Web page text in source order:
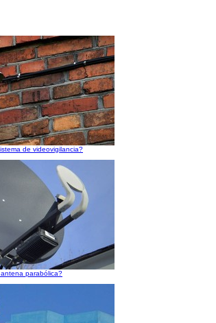
de videovigilancia?
parabólica?